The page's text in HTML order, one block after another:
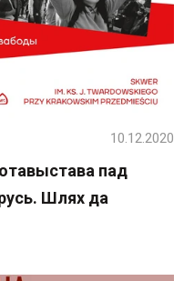
пад
Шлях да
10.12.2020